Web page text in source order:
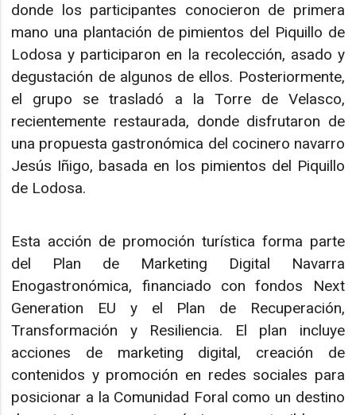
donde los participantes conocieron de primera
mano una plantación de pimientos del Piquillo de
Lodosa y participaron en la recolección, asado y
degustación de algunos de ellos. Posteriormente,
el grupo se trasladó a la Torre de Velasco,
recientemente restaurada, donde disfrutaron de
una propuesta gastronómica del cocinero navarro
Jesús Iñigo, basada en los pimientos del Piquillo
de Lodosa.
Esta acción de promoción turística forma parte
del Plan de Marketing Digital Navarra
Enogastronómica, financiado con fondos Next
Generation EU y el Plan de Recuperación,
Transformación y Resiliencia. El plan incluye
acciones de marketing digital, creación de
contenidos y promoción en redes sociales para
posicionar a la Comunidad Foral como un destino